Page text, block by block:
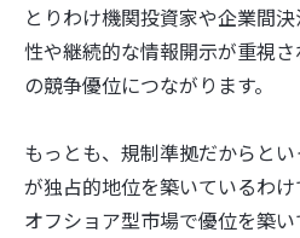
とりわけ機関投資家や企業間
性や継続的な情報開示が重視
の競争優位につながります。
もっとも、規制準拠だからとい
が独占的地位を築いているわけ
オフショア型市場で優位を築